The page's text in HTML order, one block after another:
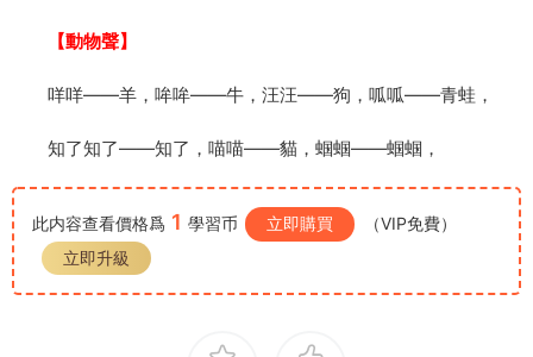
【動物聲】
咩咩——羊，哞哞——牛，汪汪——狗，呱呱——青蛙，
知了知了——知了，喵喵——貓，蝈蝈——蝈蝈，
此内容查看價格爲 1 學習币 立即購買
（VIP免費）
立即升級